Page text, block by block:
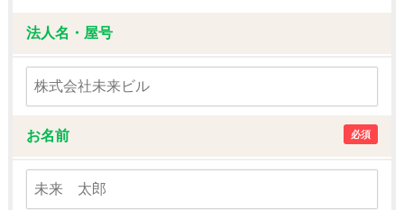
法人名・屋号
お名前 必須